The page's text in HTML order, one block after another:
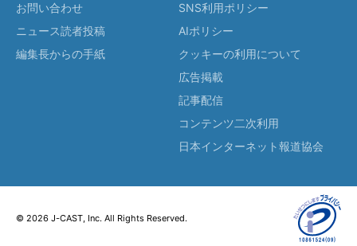
お問い合わせ
ニュース読者投稿
編集長からの手紙
SNS利用ポリシー
AIポリシー
クッキーの利用について
広告掲載
記事配信
コンテンツ二次利用
日本インターネット報道協会
© 2026 J-CAST, Inc. All Rights Reserved.